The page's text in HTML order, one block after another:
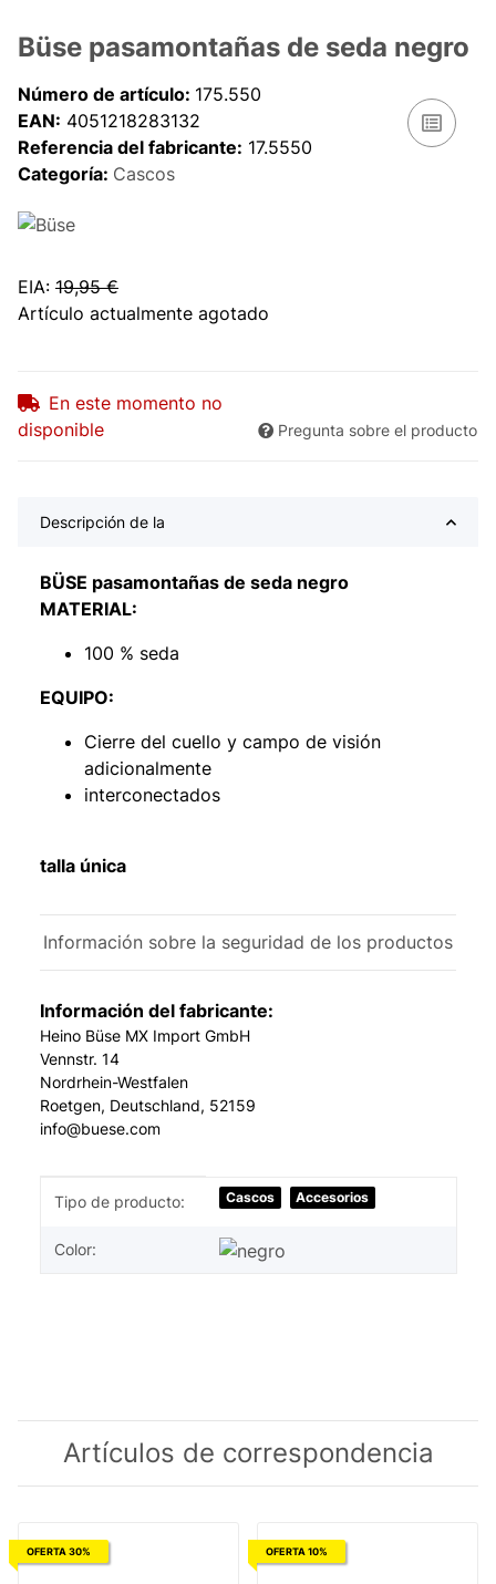
Büse pasamontañas de seda negro
Número de artículo: 175.550
EAN: 4051218283132
Referencia del fabricante: 17.5550
Categoría: Cascos
EIA: 19,95 €
Artículo actualmente agotado
En este momento no
disponible
Pregunta sobre el producto
Descripción de la
BÜSE pasamontañas de seda negro
MATERIAL:
100 % seda
EQUIPO:
Cierre del cuello y campo de visión
adicionalmente
interconectados
talla única
Información sobre la seguridad de los productos
Información del fabricante:
Heino Büse MX Import GmbH
Vennstr. 14
Nordrhein-Westfalen
Roetgen, Deutschland, 52159
info@buese.com
#productDetails.itemInformation#
#productDetails.itemValue#
Tipo de producto: Cascos Accesorios
Color:
Artículos de correspondencia
OFERTA 30% OFERTA 10%